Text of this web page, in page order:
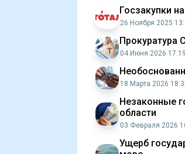
Госзакупки
26 Ноября 2025
Прокуратура
04 Июня 2026 17:19
18 Марта 2026
Незаконные
области
03 Февраля 2026
Ущерб